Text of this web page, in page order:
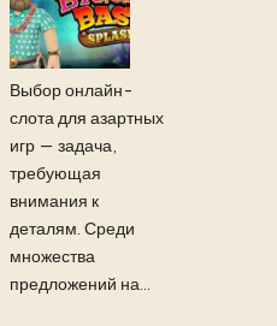
Выбор онлайн-
слота для азартных
игр — задача,
требующая
внимания к
деталям. Среди
множества
предложений на...